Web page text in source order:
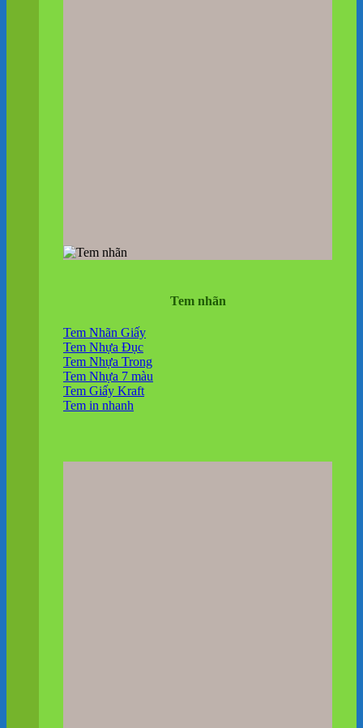
Tem nhãn
Tem Nhãn Giấy
Tem Nhựa Đục
Tem Nhựa Trong
Tem Nhựa 7 màu
Tem Giấy Kraft
Tem in nhanh